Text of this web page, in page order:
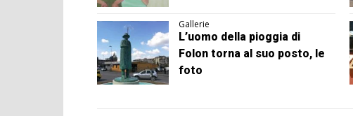
Gallerie
L’uomo della pioggia di
Folon torna al suo posto, le
foto